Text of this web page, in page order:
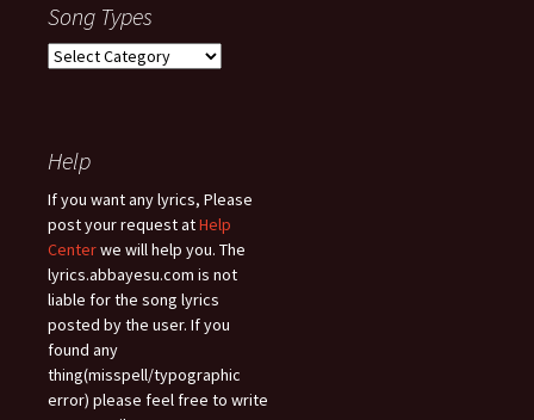
Song Types
Song
Help
If you want any lyrics, Please
post your request atHelp
Centerwe will help you. The
lyrics.abbayesu.com is not
liable for the song lyrics
posted by the user. If you
found any
thing(misspell/typographic
error) please feel free to write